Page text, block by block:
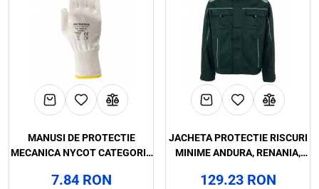
MANUSI DE PROTECTIE
MECANICA NYCOT CATEGORIA
7.84 RON
JACHETA PROTECTIE RISCURI
MINIME ANDURA, RENANIA,
129.23 RON